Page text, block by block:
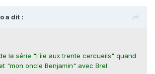
a dit :
la série "l'île aux trente cercueils" quand
"mon oncle Benjamin" avec Brel